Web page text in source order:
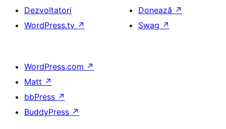
Dezvoltatori
WordPress.tv ↗
Donează ↗
Swag ↗
WordPress.com ↗
Matt ↗
bbPress ↗
BuddyPress ↗